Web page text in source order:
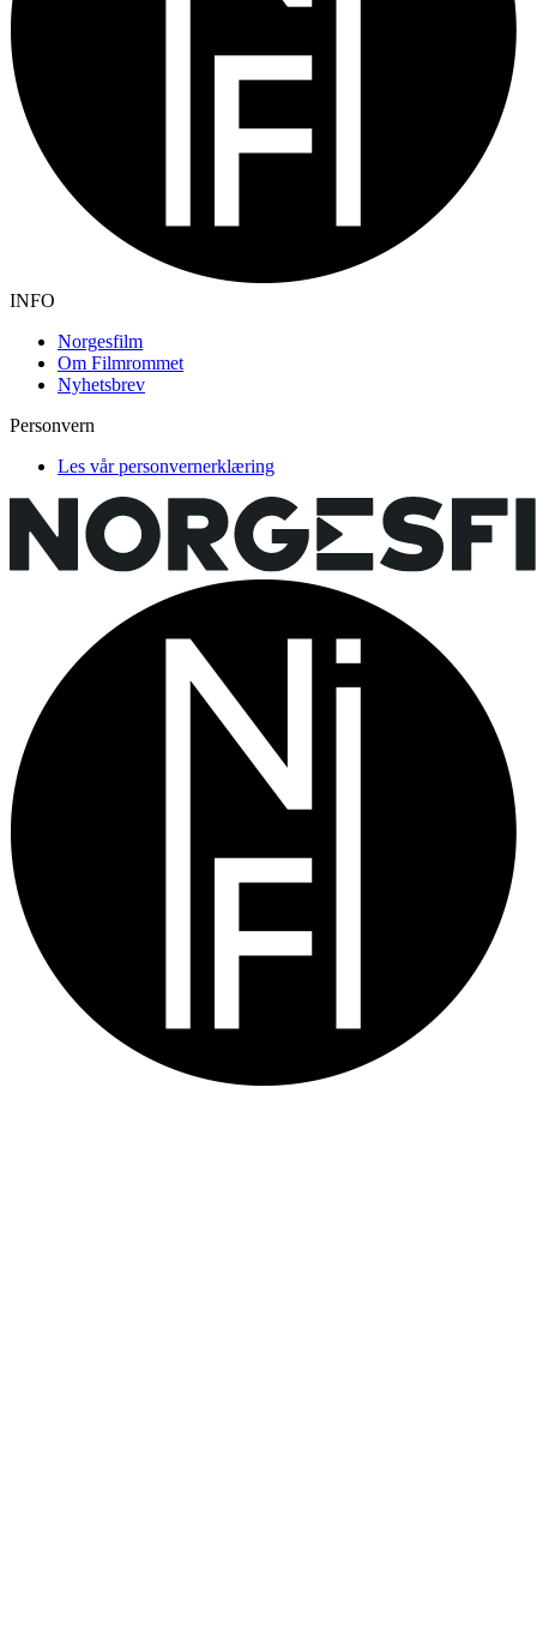
INFO
Norgesfilm
Om Filmrommet
Nyhetsbrev
Personvern
Les vår personvernerklæring